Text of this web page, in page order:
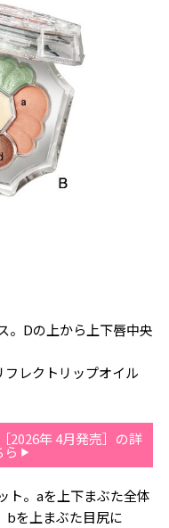
。Dの上から上下唇中央
レクトリップオイル
2026年 4月発売］の詳
ト。aを上下まぶた全体
bを上まぶた目尻に